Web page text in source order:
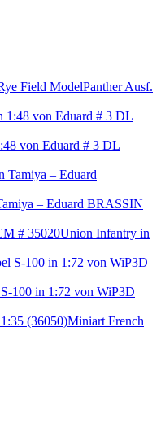
Panther Ausf.
von Eduard # 3 DL
– Eduard BRASSIN
Union Infantry in
100 in 1:72 von WiP3D
Miniart French